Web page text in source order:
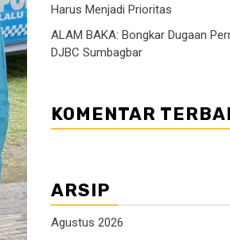
Harus Menjadi Prioritas
ALAM BAKA: Bongkar Dugaan
DJBC Sumbagbar
KOMENTAR
ARSIP
Agustus 2026